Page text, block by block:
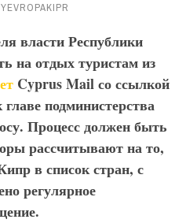
EVROPAKIPR
власти Республики
на отдых туристам из
CyprusMailсо ссылкой
подминистерства
Процесс должен быть
рассчитывают на то,
в список стран, с
регулярное